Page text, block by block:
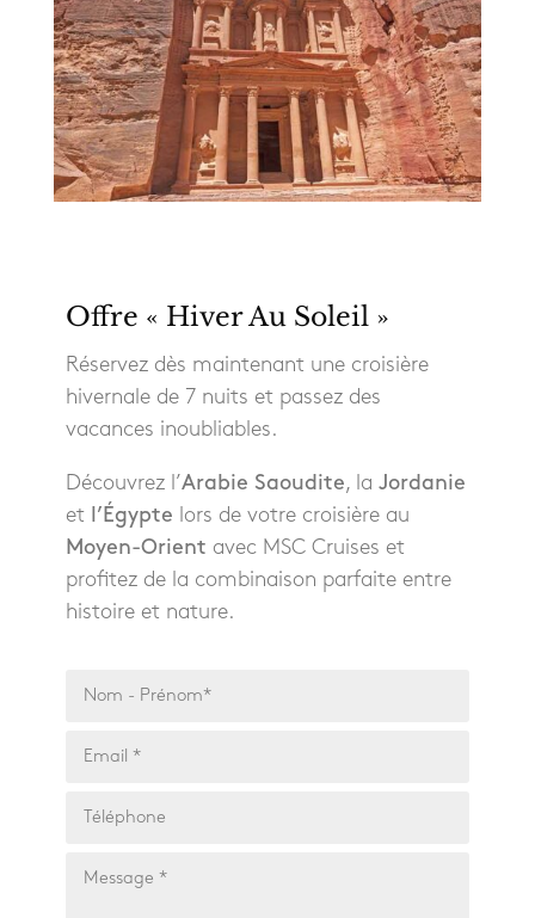
Offre « Hiver Au Soleil »
Réservez dès maintenant une croisière
hivernale de 7 nuits et passez des
vacances inoubliables.
Découvrez l’Arabie Saoudite, la Jordanie
et
l’Égypte lors de votre croisière au
Moyen-Orient avec MSC Cruises et
profitez de la combinaison parfaite entre
histoire et nature.